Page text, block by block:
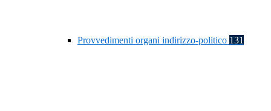
Provvedimenti organi indirizzo-politico 131